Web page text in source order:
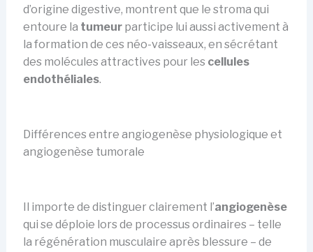
d’origine digestive, montrent que le stroma qui
entoure la tumeurparticipe lui aussi activement à
la formation de ces néo-vaisseaux, en sécrétant
des molécules attractives pour les cellules
endothéliales.
Différences entre angiogenèse physiologique et
angiogenèse tumorale
Il importe de distinguer clairement l’angiogenèse
qui se déploie lors de processus ordinaires – telle
la régénération musculaire après blessure – de